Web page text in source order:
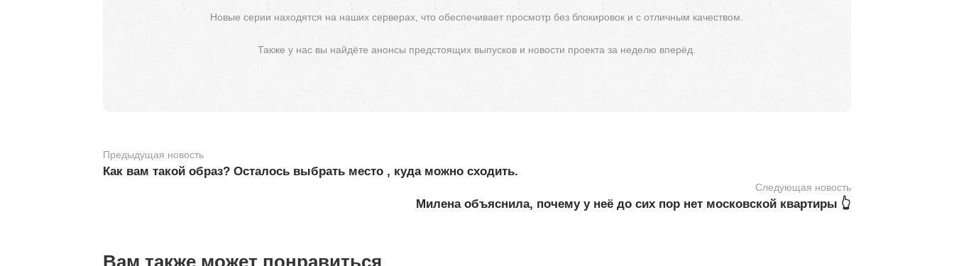
Новые серии находятся на наших серверах, что обеспечивает просмотр без блокировок и с отличным качеством.
Также у нас вы найдёте анонсы предстоящих выпусков и новости проекта за неделю вперёд.
Предыдущая новость
Как вам такой образ? Осталось выбрать место , куда можно сходить.
Следующая новость
Милена объяснила, почему у неё до сих пор нет московской квартиры 👆
Вам также может понравиться